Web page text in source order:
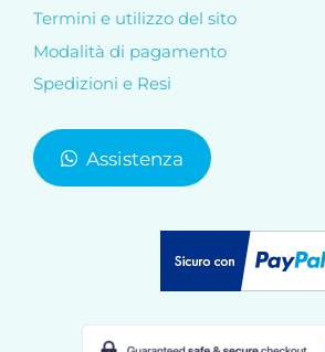
Termini e utilizzo del sito
Modalità di pagamento
Spedizioni e Resi
Assistenza